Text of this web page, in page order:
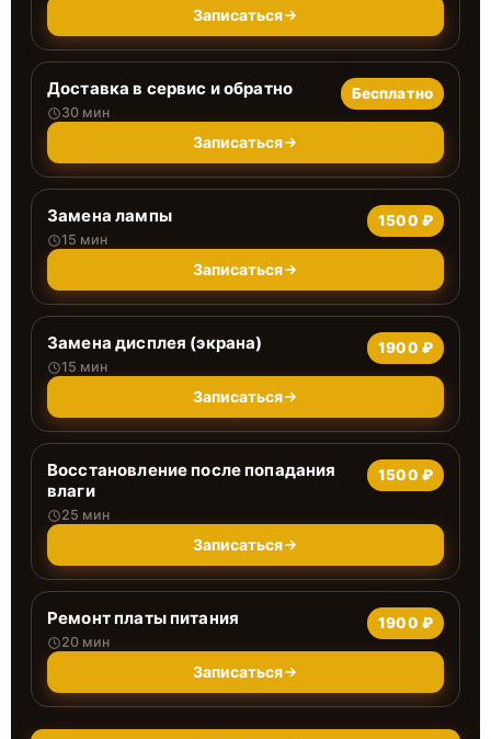
Записаться
Доставка в сервис и обратно
30 мин
Бесплатно
Записаться
Замена лампы
15 мин
1500 ₽
Записаться
Замена дисплея (экрана)
15 мин
1900 ₽
Записаться
Восстановление после попадания
влаги
25 мин
1500 ₽
Записаться
Ремонт платы питания
20 мин
1900 ₽
Записаться